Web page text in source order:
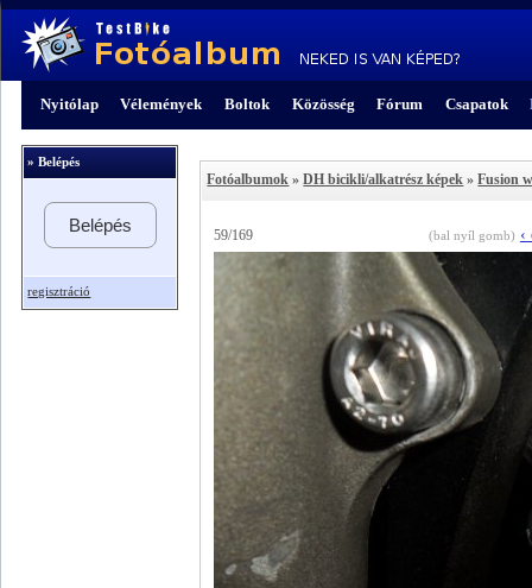
Nyitólap Vélemények Boltok Közösség Fórum Csapatok
» Belépés
Belépés
regisztráció
Fotóalbumok »DH bicikli/alkatrész képek »Fusion
59/169 (bal nyíl gomb) ‹